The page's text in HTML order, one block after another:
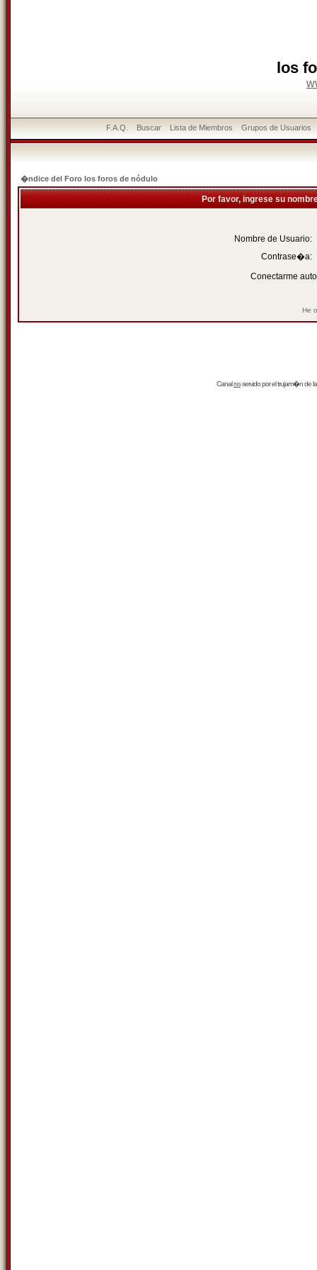
los
F.A.Q. Buscar Lista de Miembros Grupos de Usuarios
�ndice del Foro los foros de nódulo
Por favor, ingrese su
Nombre de Usuario:
Contrase�a:
Conectarme
He
Canalrssservido por eltrujam�nde